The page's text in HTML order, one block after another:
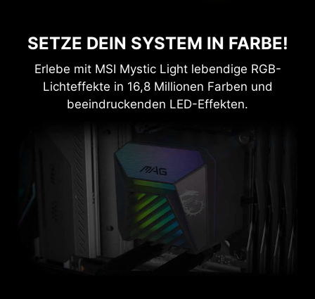
SETZE DEIN SYSTEM IN FARBE!
Erlebe mit MSI Mystic Light lebendige RGB-
Lichteffekte in 16,8 Millionen Farben und
beeindruckenden LED-Effekten.